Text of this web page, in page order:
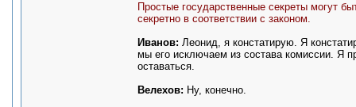
Простые государственные секреты могут
секретно в соответствии с законом.
Иванов: Леонид, я констатирую. Я
мы его исключаем из состава комиссии. Я
оставаться.
Велехов: Ну, конечно.